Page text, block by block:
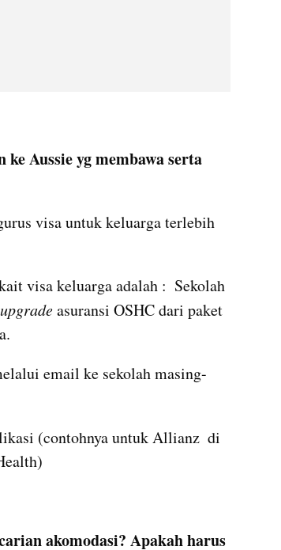
Aussie yg membawa serta
visa untuk keluarga terlebih
visa keluarga adalah :  Sekolah
upgrade asuransi OSHC dari paket
email ke sekolah masing-
(contohnya untuk Allianz  di
akomodasi? Apakah harus